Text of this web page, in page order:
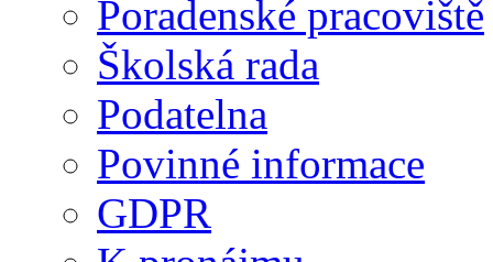
Poradenské pracoviště
Školská rada
Podatelna
Povinné informace
GDPR